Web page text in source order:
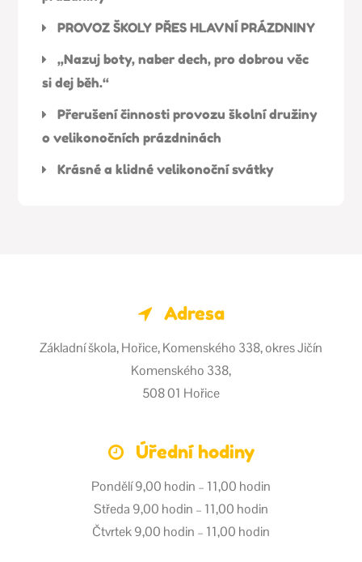
PROVOZ ŠKOLY PŘES HLAVNÍ PRÁZDNINY
„Nazuj boty, naber dech, pro dobrou věc
si dej běh.“
Přerušení činnosti provozu školní družiny
o velikonočních prázdninách
Krásné a klidné velikonoční svátky
Adresa
Základní škola, Hořice, Komenského 338, okres Jičín
Komenského 338,
508 01 Hořice
Úřední hodiny
Pondělí 9,00 hodin – 11,00 hodin
Středa 9,00 hodin – 11,00 hodin
Čtvrtek 9,00 hodin – 11,00 hodin